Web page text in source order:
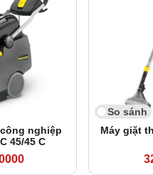
nghiệp
45/45 C
So sánh
Máy giặt